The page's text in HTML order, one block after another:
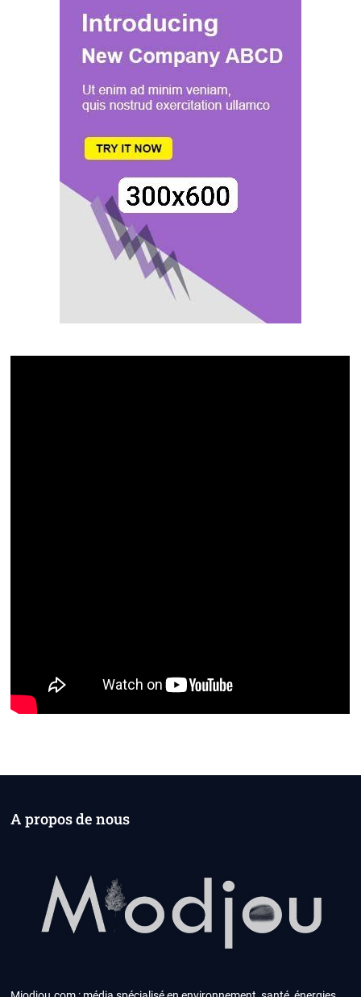
A propos de nous